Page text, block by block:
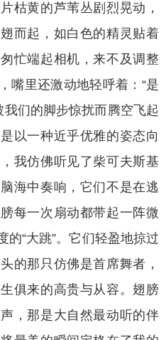
枯黄的芦苇丛剧烈晃动，
而起，如白色的精灵贴着
忙端起相机，来不及调整
嘴里还激动地轻呼着：“是
们的脚步惊扰而腾空飞起
以一种近乎优雅的姿态向
我仿佛听见了柴可夫斯基
海中奏响，它们不是在逃
每一次扇动都带起一阵微
的“大跳”。它们轻盈地掠过
的那只仿佛是首席舞者，
俱来的高贵与从容。翅膀
，那是大自然最动听的伴